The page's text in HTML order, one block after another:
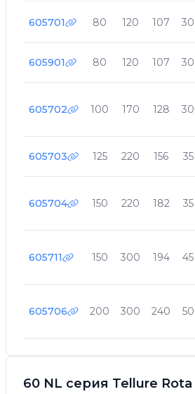
605701 80 120 107 30
605901 80 120 107 30
605702 100 170 128 30
605703 125 220 156 35
605704 150 220 182 35
605711 150 300 194 45
605706 200 300 240 50
60 NL серия Tellure